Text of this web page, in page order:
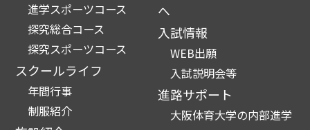
進学スポーツコース
探究総合コース
探究スポーツコース
スクールライフ
年間行事
制服紹介
へ
入試情報
WEB出願
入試説明会等
進路サポート
大阪体育大学の内部進学